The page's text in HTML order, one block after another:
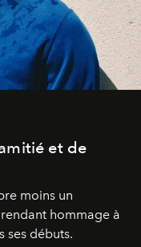
et de
moins un
hommage à
ses débuts.